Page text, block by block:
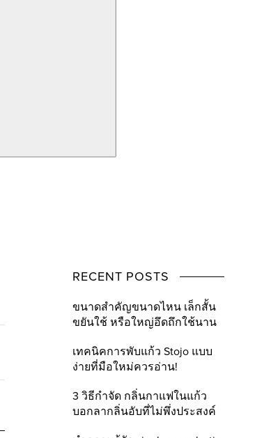
RECENT POSTS
ขนาดสำคัญขนาดไหน เล็กสั้น
ขยันใช้ หรือใหญ่อึดถึกใช้นาน
เทคนิคการพับแก้ว Stojo แบบ
ง่ายที่มือใหม่ควรอ่าน!
3 วิธีกำจัด กลิ่นกาแฟในแก้ว
บอกลากลิ่นอับที่ไม่พึ่งประสงค์